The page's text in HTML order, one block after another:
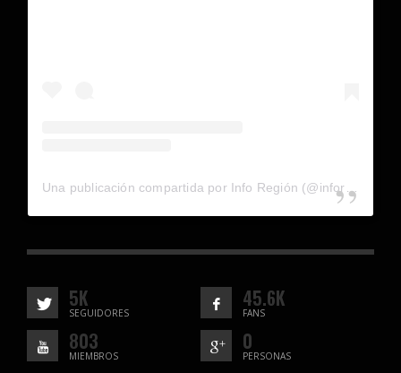
Una publicación compartida por Info Región (@inforegion_redes)
5K
SEGUIDORES
45.6K
FANS
803
MIEMBROS
0
PERSONAS